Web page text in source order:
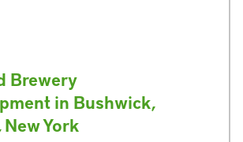
Brewery
in Bushwick,
York